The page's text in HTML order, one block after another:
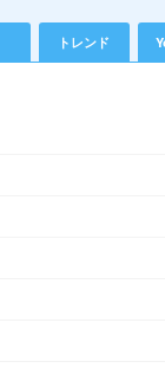
トレンド